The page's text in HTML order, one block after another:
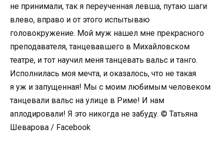
не принимали, так я переученная левша, путаю шаги
влево, вправо и от этого испытываю
головокружение. Мой муж нашел мне прекрасного
преподавателя, танцевавшего в Михайловском
театре, и тот научил меня танцевать вальс и танго.
Исполнилась моя мечта, и оказалось, что не такая
я уж и запущенная! Мы с моим любимым человеком
танцевали вальс на улице в Риме! И нам
аплодировали! Я это никогда не забуду. © Татьяна
Шеварова / Facebook